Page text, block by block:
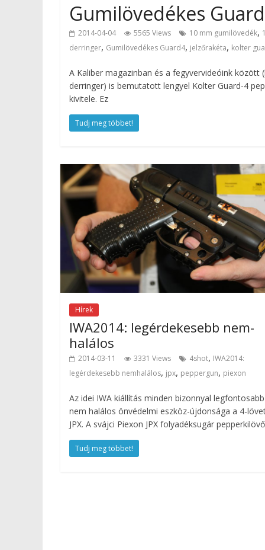
Gumilövedékes
2014-04-04 5565 Views 10 mm gumilövedék,
derringer, Gumilövedékes Guard4, jelzőrakéta, kolter
A Kaliber magazinban és a fegyvervideóink
derringer) is bemutatott lengyel Kolter Guard-4
kivitele. Ez
Tudj meg többet!
Hírek
IWA2014: legérdekesebb nem-
halálos
2014-03-11 3331 Views 4shot, IWA2014:
legérdekesebb nemhalálos, jpx, peppergun, piexon
Az idei IWA kiállítás minden bizonnyal legfontosabb
nem halálos önvédelmi eszköz-újdonsága a 4-
JPX. A svájci Piexon JPX folyadéksugár pepperkilövő
Tudj meg többet!